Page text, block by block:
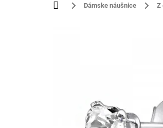
Domov Dámske náušnice Z